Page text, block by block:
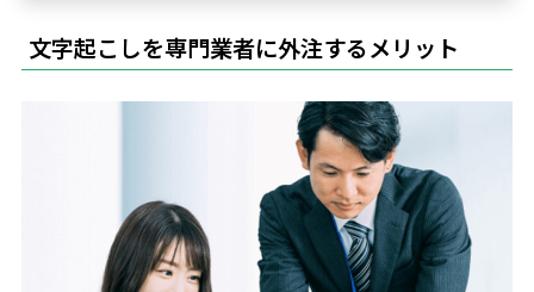
文字起こしを専門業者に外注するメリット